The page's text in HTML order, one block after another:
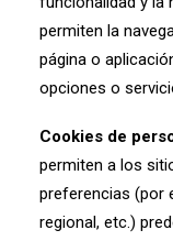
permiten la
página o
opciones o
Cookies de
permiten a los
preferencias (por
regional, etc.)